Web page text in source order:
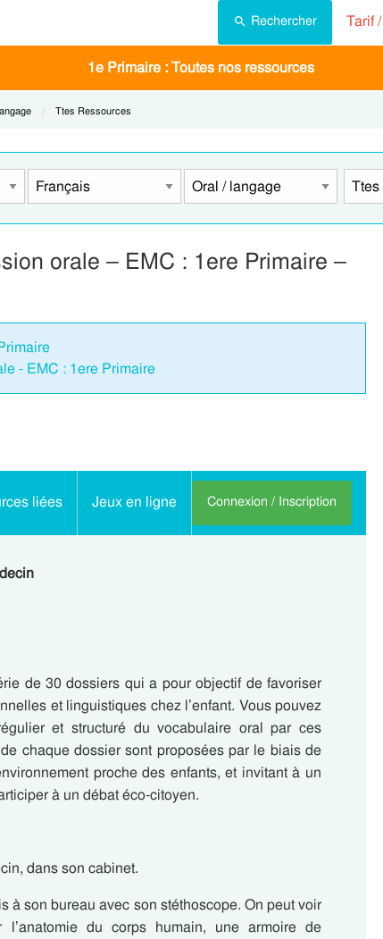
Rechercher Tarif /
1e Primaire : Toutes nos ressources
Current:
Ttes Ressources
orale – EMC : 1ere Primaire –
- EMC : 1ere Primaire
liées Jeux en ligne Connexion / Inscription
de 30 dossiers qui a pour objectif de favoriser
et linguistiques chez l’enfant. Vous pouvez
et structuré du vocabulaire oral par ces
chaque dossier sont proposées par le biais de
proche des enfants, et invitant à un
à un débat éco-citoyen.
dans son cabinet.
à son bureau avec son stéthoscope. On peut voir
du corps humain, une armoire de